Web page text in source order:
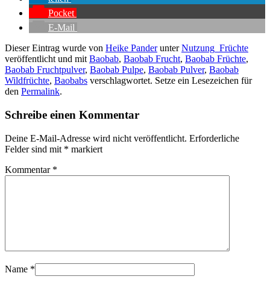
Pocket
E-Mail
Dieser Eintrag wurde von Heike PanderunterNutzung_Früchte
veröffentlicht und mit Baobab, Baobab Frucht, Baobab Früchte,
Baobab Fruchtpulver, Baobab Pulpe, Baobab Pulver, Baobab
Wildfrüchte, Baobabs verschlagwortet. Setze ein Lesezeichen für
den Permalink.
Schreibe einen Kommentar
Deine E-Mail-Adresse wird nicht veröffentlicht. Erforderliche
Felder sind mit * markiert
Kommentar *
Name *